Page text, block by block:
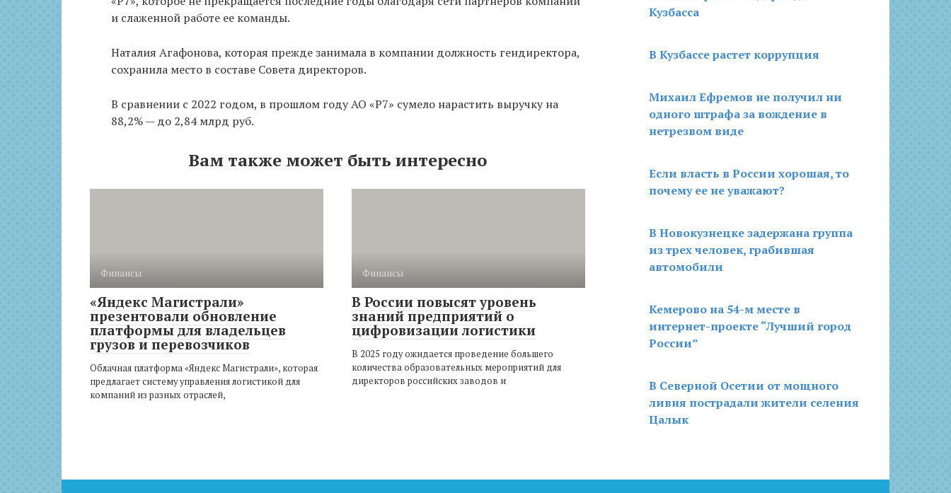
и слаженной работе ее команды.
Наталия Агафонова, которая прежде занимала в компании должность гендиректора,
сохранила место в составе Совета директоров.
В сравнении с 2022 годом, в прошлом году АО «Р7» сумело нарастить выручку на
88,2% — до 2,84 млрд руб.
Вам также может быть интересно
Финансы
«Яндекс Магистрали»
презентовали обновление
платформы для владельцев
грузов и перевозчиков
Облачная платформа «Яндекс Магистрали», которая
предлагает систему управления логистикой для
компаний из разных отраслей,
Финансы
В России повысят уровень
знаний предприятий о
цифровизации логистики
В 2025 году ожидается проведение большего
количества образовательных мероприятий для
директоров российских заводов и
Кузбасса
В Кузбассе растет коррупция
Михаил Ефремов не получил ни
одного штрафа за вождение в
нетрезвом виде
Если власть в России хорошая, то
почему ее не уважают?
В Новокузнецке задержана группа
из трех человек, грабившая
автомобили
Кемерово на 54-м месте в
интернет-проекте “Лучший город
России”
В Северной Осетии от мощного
ливня пострадали жители селения
Цалык